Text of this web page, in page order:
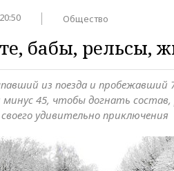
Общество
бабы, рельсы,
из поезда и пробежавший
45, чтобы догнать состав,
удивительно приключения